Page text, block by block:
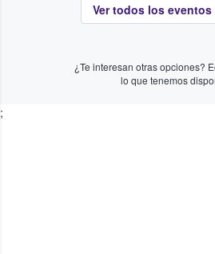
Ver todos los
¿Te interesan otras opciones?
lo que tenemos
;